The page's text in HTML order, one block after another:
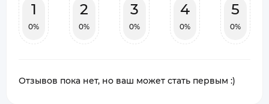
1
0%
2
0%
3
0%
4
0%
5
0%
Отзывов пока нет, но ваш может стать первым :)